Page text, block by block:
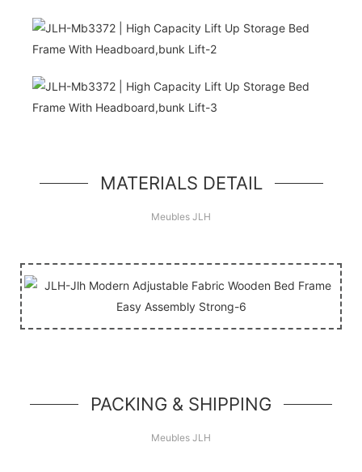
Bonjour le monde!
MATERIALS DETAIL
Meubles JLH
PACKING & SHIPPING
Meubles JLH